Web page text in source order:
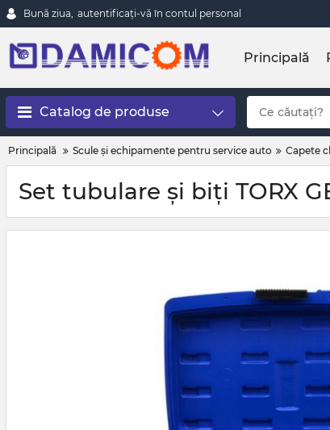
Bună ziua, autentificați-vă în contul personal
Principală
Catalog de produse
Principală Scule și echipamente pentru service auto Capete
Set tubulare și biți TORX